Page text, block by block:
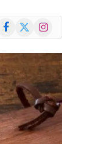
Facebook
X
Instagram